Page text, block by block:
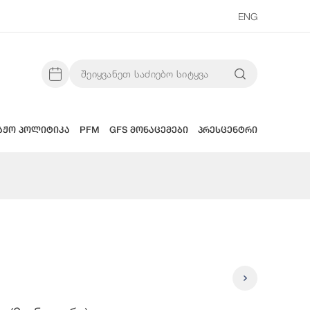
ENG
პოლიტიკა PFM GFS მონაცემები პრესცენტრი